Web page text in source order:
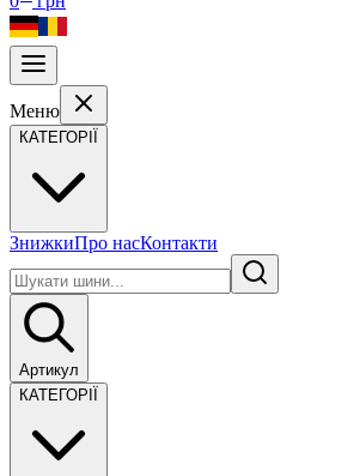
Меню
КАТЕГОРІЇ
ЗнижкиПро насКонтакти
Артикул
КАТЕГОРІЇ